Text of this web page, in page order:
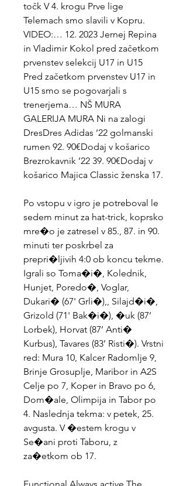
točk V 4. krogu Prve lige
Telemach smo slavili v Kopru.
VIDEO:… 12. 2023 Jernej Repina
in Vladimir Kokol pred začetkom
prvenstev selekcij U17 in U15
Pred začetkom prvenstev U17 in
U15 smo se pogovarjali s
trenerjema… NŠ MURA
GALERIJA MURA Ni na zalogi
DresDres Adidas ’22 golmanski
rumen 92. 90€Dodaj v košarico
Brezrokavnik ’22 39. 90€Dodaj v
košarico Majica Classic ženska 17.
Po vstopu v igro je potreboval le
sedem minut za hat-trick, koprsko
mre�o je zatresel v 85., 87. in 90.
minuti ter poskrbel za
prepri�ljivih 4:0 ob koncu tekme.
Igrali so Toma�i�, Kolednik,
Hunjet, Poredo�, Voglar,
Dukari� (67' Grli�),, Silajd�i�,
Grizold (71' Bak�i�), �uk (87’
Lorbek), Horvat (87’ Anti�
Kurbus), Tavares (83’ Risti�). Vrstni
red: Mura 10, Kalcer Radomlje 9,
Brinje Grosuplje, Maribor in A2S
Celje po 7, Koper in Bravo po 6,
Dom�ale, Olimpija in Tabor po
4. Naslednja tekma: v petek, 25.
avgusta. V �estem krogu v
Se�ani proti Taboru, z
za�etkom ob 17.